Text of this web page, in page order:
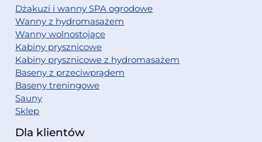
Dżakuzi i wanny SPA ogrodowe
Wanny z hydromasażem
Wanny wolnostojące
Kabiny prysznicowe
Kabiny prysznicowe z hydromasażem
Baseny z przeciwprądem
Baseny treningowe
Sauny
Sklep
Dla klientów